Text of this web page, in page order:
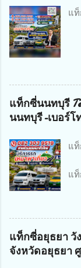
มู
ไ
เข้
สุว
ขั
แ
ยิ
ใช้
เคี
แท็กซี่นนทบุรี
นนทบุรี-เบอร์
แ
แ
ร
ทุก
ร
อ
ค
แท็กซี่อยุธยา วั
จังหวัดอยุธยา